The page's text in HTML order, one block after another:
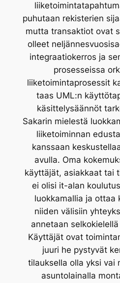
puhutaan rekisterien
mutta transaktiot ovat
olleet
integraatiokerros ja
prosesseissa
liiketoimintaprosessit
taas UML:n
käsittelysäännöt
Sakarin mielestä
liiketoiminnan
kanssaan
avulla. Oma
käyttäjät, asiakkaat tai
ei olisi it-alan
luokkamallia ja ottaa
niiden välisiin
annetaan
Käyttäjät ovat
juuri he pystyvät
tilauksella olla yksi vai
asuntolainalla